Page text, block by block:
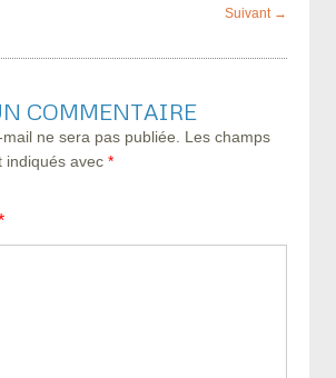
Suivant →
COMMENTAIRE
ne sera pas publiée.
Les champs
indiqués avec *